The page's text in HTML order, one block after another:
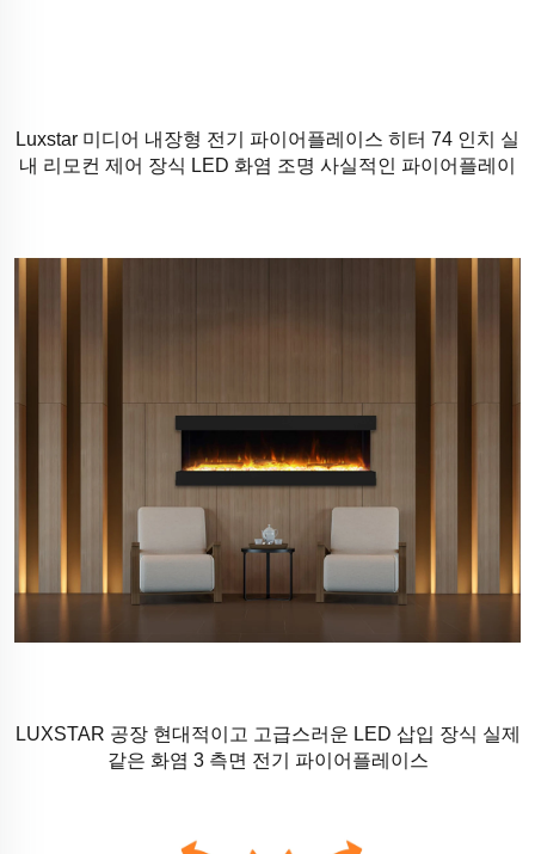
Luxstar 미디어 내장형 전기 파이어플레이스 히터 74 인치 실
내 리모컨 제어 장식 LED 화염 조명 사실적인 파이어플레이
LUXSTAR 공장 현대적이고 고급스러운 LED 삽입 장식 실제
같은 화염 3 측면 전기 파이어플레이스